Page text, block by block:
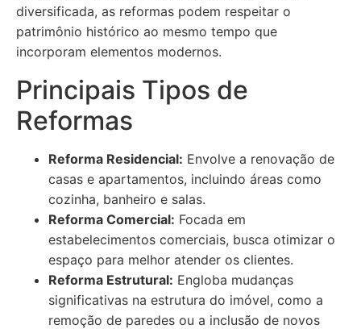
diversificada, as reformas podem respeitar o
patrimônio histórico ao mesmo tempo que
incorporam elementos modernos.
Principais Tipos de
Reformas
Reforma Residencial: Envolve a renovação de
casas e apartamentos, incluindo áreas como
cozinha, banheiro e salas.
Reforma Comercial: Focada em
estabelecimentos comerciais, busca otimizar o
espaço para melhor atender os clientes.
Reforma Estrutural: Engloba mudanças
significativas na estrutura do imóvel, como a
remoção de paredes ou a inclusão de novos